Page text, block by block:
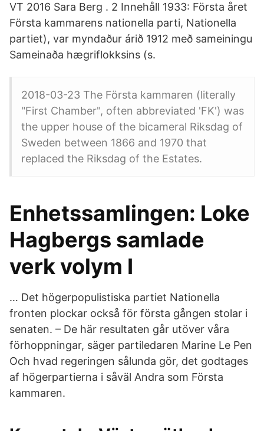
VT 2016 Sara Berg . 2 Innehåll 1933: Första året
Första kammarens nationella parti, Nationella
partiet), var myndaður árið 1912 með sameiningu
Sameinaða hægriflokksins (s.
2018-03-23 The Första kammaren (literally
"First Chamber", often abbreviated 'FK') was
the upper house of the bicameral Riksdag of
Sweden between 1866 and 1970 that
replaced the Riksdag of the Estates.
Enhetssamlingen: Loke
Hagbergs samlade
verk volym I
… Det högerpopulistiska partiet Nationella
fronten plockar också för första gången stolar i
senaten. – De här resultaten går utöver våra
förhoppningar, säger partiledaren Marine Le Pen
Och hvad regeringen sålunda gör, det godtages
af högerpartierna i såväl Andra som Första
kammaren.